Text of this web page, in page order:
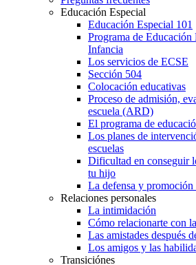
Educación Especial
Educación Especial 101
Programa de Educación
Infancia
Los servicios de ECSE
Sección 504
Colocación educativas
Proceso de admisión,
escuela (ARD)
El programa de
Los planes de
escuelas
Dificultad en conseguir
tu hijo
La defensa y promoción
Relaciones personales
La intimidación
Cómo relacionarte con
Las amistades después
Los amigos y las
Transiciónes